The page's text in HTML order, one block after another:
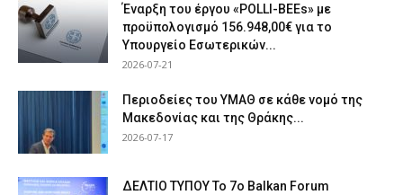
Έναρξη του έργου «POLLI-BEEs» με
προϋπολογισμό 156.948,00€ για το
Υπουργείο Εσωτερικών...
2026-07-21
Περιοδείες του ΥΜΑΘ σε κάθε νομό της
Μακεδονίας και της Θράκης...
2026-07-17
ΔΕΛΤΙΟ ΤΥΠΟΥ Το 7ο Balkan Forum